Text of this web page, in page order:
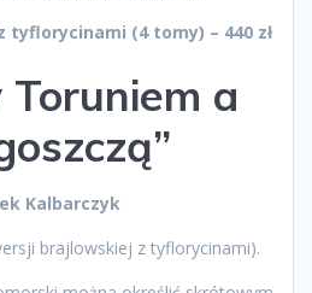
tyflorycinami (4 tomy) – 440 zł
Toruniem a
Kalbarczyk
brajlowskiej z tyflorycinami).